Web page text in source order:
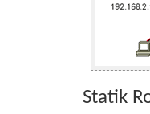
Statik